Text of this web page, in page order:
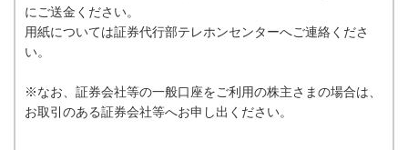
にご送金ください。
用紙については証券代行部テレホンセンターへご連絡くださ
い。
※なお、証券会社等の一般口座をご利用の株主さまの場合は、
お取引のある証券会社等へお申し出ください。